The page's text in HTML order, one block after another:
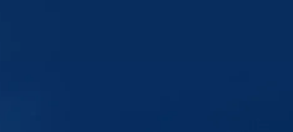
的国际化生物技